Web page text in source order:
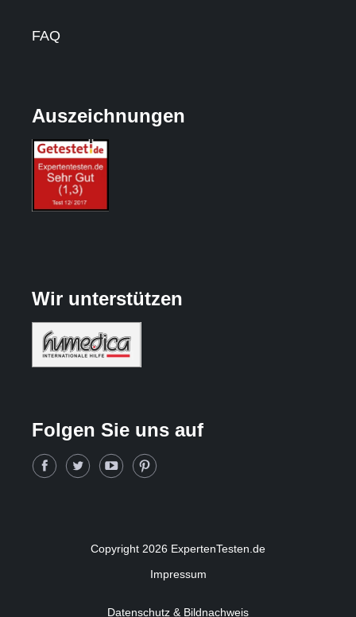
FAQ
Auszeichnungen
Wir unterstützen
Folgen Sie uns auf
Copyright 2026 ExpertenTesten.de
Impressum
Datenschutz & Bildnachweis